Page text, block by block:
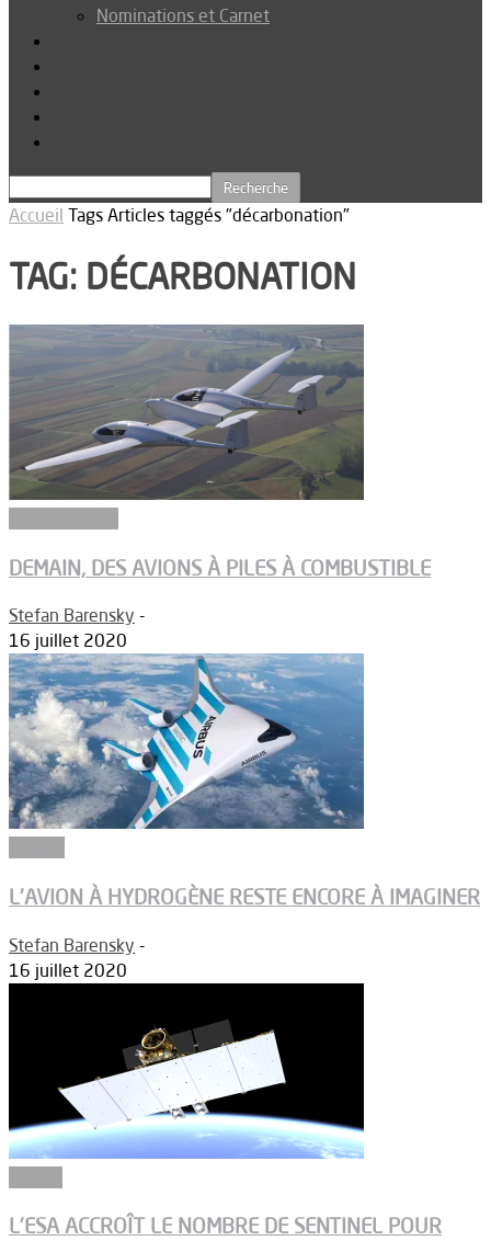
Nominations et Carnet
Accueil Tags Articles taggés "décarbonation"
TAG: DÉCARBONATION
DEMAIN, DES AVIONS À PILES À COMBUSTIBLE
Stefan Barensky -
16 juillet 2020
L’AVION À HYDROGÈNE RESTE ENCORE À IMAGINER
Stefan Barensky -
16 juillet 2020
L’ESA ACCROÎT LE NOMBRE DE SENTINEL POUR